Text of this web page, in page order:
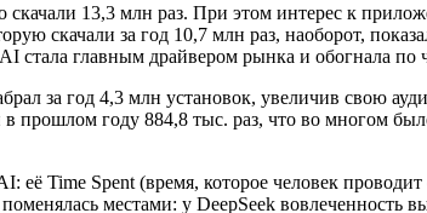
13,3 млн раз. При этом интерес к
скачали за год 10,7 млн раз, наоборот,
главным драйвером рынка и обогнала по
за год 4,3 млн установок, увеличив свою
прошлом году 884,8 тыс. раз, что во многом
Time Spent (время, которое человек
местами: у DeepSeek